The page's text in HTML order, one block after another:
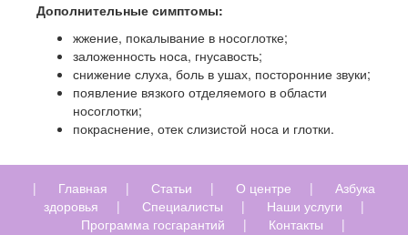
Дополнительные симптомы:
жжение, покалывание в носоглотке;
заложенность носа, гнусавость;
снижение слуха, боль в ушах, посторонние звуки;
появление вязкого отделяемого в области
носоглотки;
покраснение, отек слизистой носа и глотки.
| Главная | Статьи | О центре |
Азбука
здоровья
| Специалисты | Наши услуги
|
Программа госгарантий
| Контакты |